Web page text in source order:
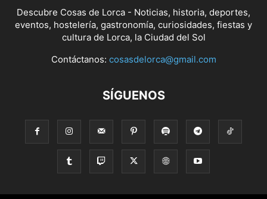
Descubre Cosas de Lorca - Noticias, historia, deportes,
eventos, hostelería, gastronomía, curiosidades, fiestas y
cultura de Lorca, la Ciudad del Sol
Contáctanos: cosasdelorca@gmail.com
SÍGUENOS